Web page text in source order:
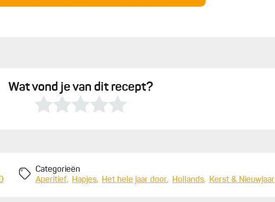
180 graden.
Wat vond je van dit recept?
Categorieën
Aperitief
Hapjes Het hele jaar door Hollands Kerst & Nieuwjaar